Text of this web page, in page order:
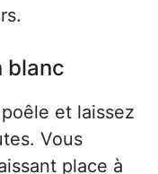
blanc
et laissez
Vous
place à